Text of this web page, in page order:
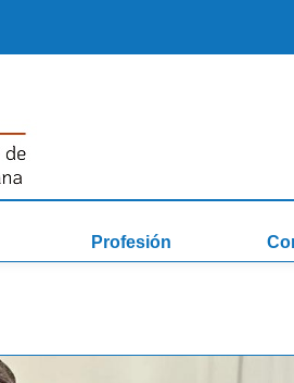
Profesión